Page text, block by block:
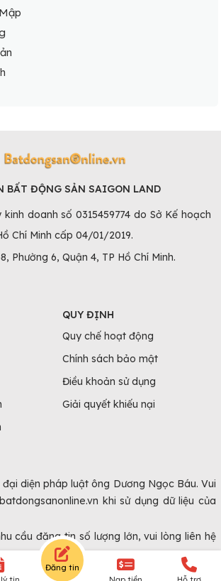
BẤT ĐỘNG SẢN SAIGON LAND
doanh số 0315459774 do Sở Kế hoạch
Chí Minh cấp 04/01/2019.
Phường 6, Quận 4, TP Hồ Chí Minh.
QUY ĐỊNH
Quy chế hoạt động
Chính sách bảo mật
Điều khoản sử dụng
Giải quyết khiếu nại
diện pháp luật ông Dương Ngọc Báu. Vui
khi sử dụng dữ liệu của
cầu đăng tin số lượng lớn, vui lòng liên hệ
Đăng tin